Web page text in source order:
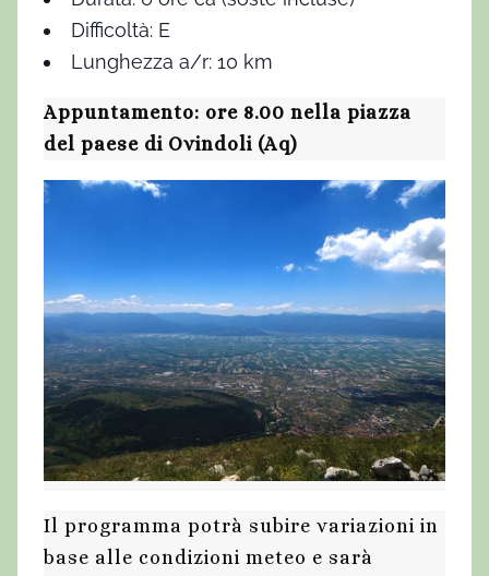
Difficoltà: E
Lunghezza a/r: 10 km
Appuntamento: ore 8.00 nella piazza
del paese di Ovindoli (Aq)
Il programma potrà subire variazioni in
base alle condizioni meteo e sarà